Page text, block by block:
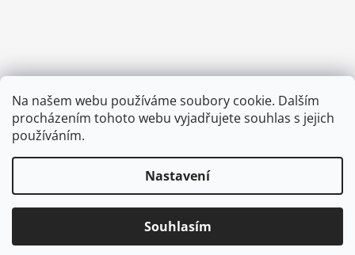
Na našem webu používáme soubory cookie. Dalším
procházením tohoto webu vyjadřujete souhlas s jejich
používáním.
Nastavení
Souhlasím
Provozní doba:
8.00 - 15.00 hod (pondělí - pátek)
Copyright 2026Diva & Nice Cosmetics. Všechna práva
Upravit nastavení cookies